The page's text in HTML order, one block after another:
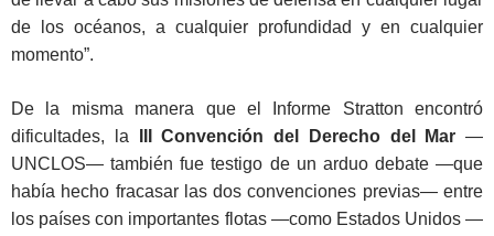
de los océanos, a cualquier profundidad y en cualquier
momento”.
De la misma manera que el Informe Stratton encontró
dificultades, la
III Convención del Derecho del Mar —
UNCLOS— también fue testigo de un arduo debate —que
había hecho fracasar las dos convenciones previas— entre
los países con importantes flotas —como Estados Unidos —